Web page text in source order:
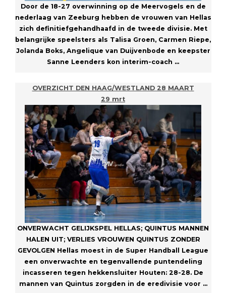
Door de 18-27 overwinning op de Meervogels en de
nederlaag van Zeeburg hebben de vrouwen van Hellas
zich definitiefgehandhaafd in de tweede divisie. Met
belangrijke speelsters als Talisa Groen, Carmen Riepe,
Jolanda Boks, Angelique van Duijvenbode en keepster
Sanne Leenders kon interim-coach ...
OVERZICHT DEN HAAG/WESTLAND 28 MAART
29 mrt
ONVERWACHT GELIJKSPEL HELLAS; QUINTUS MANNEN
HALEN UIT; VERLIES VROUWEN QUINTUS ZONDER
GEVOLGEN Hellas moest in de Super Handball League
een onverwachte en tegenvallende puntendeling
incasseren tegen hekkensluiter Houten: 28-28. De
mannen van Quintus zorgden in de eredivisie voor ...